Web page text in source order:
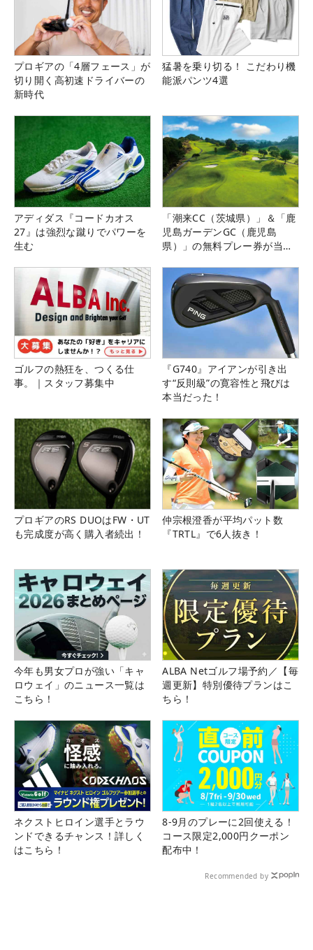
プロギアの「4層フェース」が
切り開く高初速ドライバーの
新時代
猛暑を乗り切る！ こだわり機
能派パンツ4選
アディダス『コードカオス
27』は強烈な蹴りでパワーを
生む
「潮来CC（茨城県）」＆「鹿
児島ガーデンGC（鹿児島
県）」の無料プレー券が当た
ゴルフの熱狂を、つくる仕
事。｜スタッフ募集中
『G740』アイアンが引き出
す“反則級”の寛容性と飛びは
本当だった！
プロギアのRS DUOはFW・UT
も完成度が高く購入者続出！
仲宗根澄香が平均パット数
『TRTL』で6人抜き！
今年も男女プロが強い「キャ
ロウェイ」のニュース一覧は
こちら！
ALBA Netゴルフ場予約／【毎
週更新】特別優待プランはこ
ちら！
ネクストヒロイン選手とラウ
ンドできるチャンス！詳しく
はこちら！
8-9月のプレーに2回使える！
コース限定2,000円クーポン
配布中！
Recommended by